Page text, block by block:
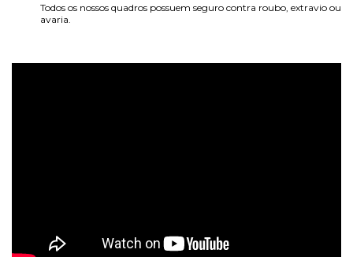
Todos os nossos quadros possuem seguro contra roubo, extravio ou
avaria.